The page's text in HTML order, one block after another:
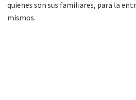
quienes son sus familiares, para la
mismos.